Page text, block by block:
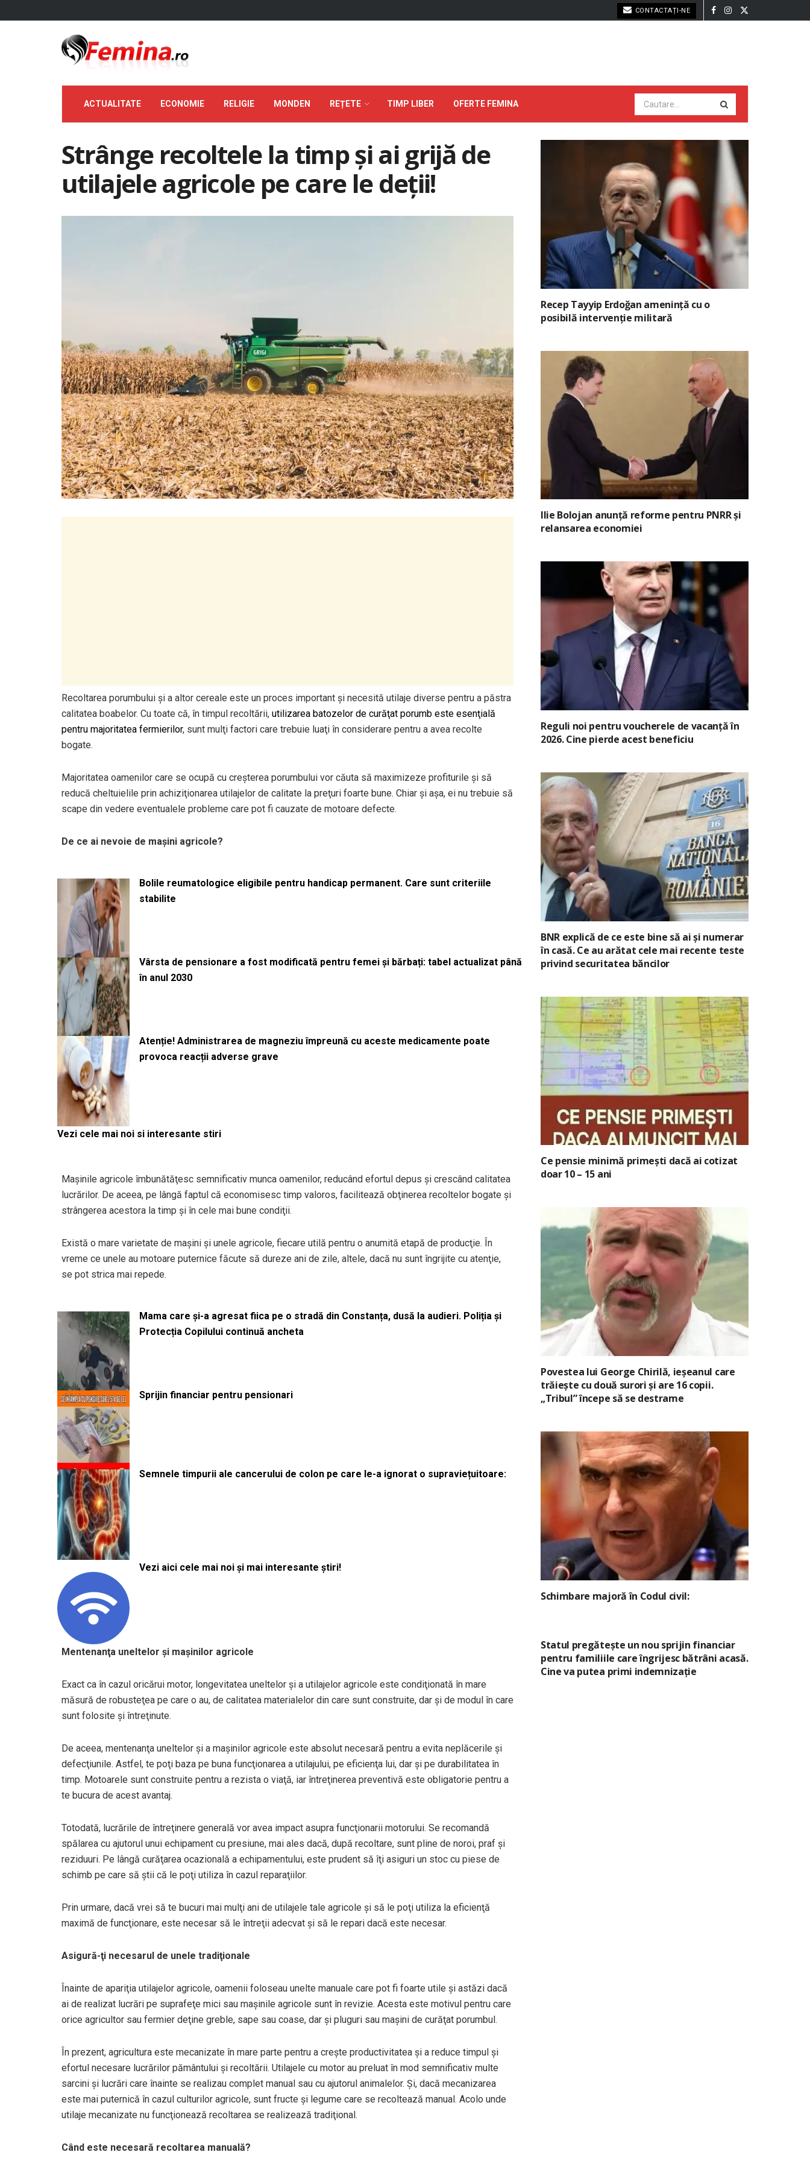
CONTACTAȚI-NE
ACTUALITATE ECONOMIE RELIGIE MONDEN REȚETE TIMP LIBER OFERTE FEMINA
Strânge recoltele la timp şi ai grijă de
utilajele agricole pe care le deţii!
Recoltarea porumbului şi a altor cereale este un proces important şi necesită utilaje diverse pentru a păstra
calitatea boabelor. Cu toate că, în timpul recoltării, utilizarea batozelor de curăţat porumb este esenţială
pentru majoritatea fermierilor, sunt mulţi factori care trebuie luaţi în considerare pentru a avea recolte
bogate.
Majoritatea oamenilor care se ocupă cu creşterea porumbului vor căuta să maximizeze profiturile şi să
reducă cheltuielile prin achiziţionarea utilajelor de calitate la preţuri foarte bune. Chiar şi aşa, ei nu trebuie să
scape din vedere eventualele probleme care pot fi cauzate de motoare defecte.
De ce ai nevoie de maşini agricole?
Bolile reumatologice eligibile pentru handicap permanent. Care sunt criteriile
stabilite
Vârsta de pensionare a fost modificată pentru femei și bărbați: tabel actualizat până
în anul 2030
Atenție! Administrarea de magneziu împreună cu aceste medicamente poate
provoca reacții adverse grave
Vezi cele mai noi si interesante stiri
Maşinile agricole îmbunătăţesc semnificativ munca oamenilor, reducând efortul depus şi crescând calitatea
lucrărilor. De aceea, pe lângă faptul că economisesc timp valoros, facilitează obţinerea recoltelor bogate şi
strângerea acestora la timp şi în cele mai bune condiţii.
Există o mare varietate de maşini şi unele agricole, fiecare utilă pentru o anumită etapă de producţie. În
vreme ce unele au motoare puternice făcute să dureze ani de zile, altele, dacă nu sunt îngrijite cu atenţie,
se pot strica mai repede.
Mama care și-a agresat fiica pe o stradă din Constanța, dusă la audieri. Poliția și
Protecția Copilului continuă ancheta
Sprijin financiar pentru pensionari
Semnele timpurii ale cancerului de colon pe care le-a ignorat o supraviețuitoare:
Vezi aici cele mai noi și mai interesante știri!
Mentenanţa uneltelor şi maşinilor agricole
Exact ca în cazul oricărui motor, longevitatea uneltelor şi a utilajelor agricole este condiţionată în mare
măsură de robusteţea pe care o au, de calitatea materialelor din care sunt construite, dar şi de modul în care
sunt folosite şi întreţinute.
De aceea, mentenanţa uneltelor şi a maşinilor agricole este absolut necesară pentru a evita neplăcerile şi
defecţiunile. Astfel, te poţi baza pe buna funcţionarea a utilajului, pe eficienţa lui, dar şi pe durabilitatea în
timp. Motoarele sunt construite pentru a rezista o viaţă, iar întreţinerea preventivă este obligatorie pentru a
te bucura de acest avantaj.
Totodată, lucrările de întreţinere generală vor avea impact asupra funcţionarii motorului. Se recomandă
spălarea cu ajutorul unui echipament cu presiune, mai ales dacă, după recoltare, sunt pline de noroi, praf şi
reziduuri. Pe lângă curăţarea ocazională a echipamentului, este prudent să îţi asiguri un stoc cu piese de
schimb pe care să ştii că le poţi utiliza în cazul reparaţiilor.
Prin urmare, dacă vrei să te bucuri mai mulţi ani de utilajele tale agricole şi să le poţi utiliza la eficienţă
maximă de funcţionare, este necesar să le întreţii adecvat şi să le repari dacă este necesar.
Asigură-ţi necesarul de unele tradiţionale
Înainte de apariţia utilajelor agricole, oamenii foloseau unelte manuale care pot fi foarte utile şi astăzi dacă
ai de realizat lucrări pe suprafeţe mici sau maşinile agricole sunt în revizie. Acesta este motivul pentru care
orice agricultor sau fermier deţine greble, sape sau coase, dar şi pluguri sau maşini de curăţat porumbul.
În prezent, agricultura este mecanizate în mare parte pentru a creşte productivitatea şi a reduce timpul şi
efortul necesare lucrărilor pământului şi recoltării. Utilajele cu motor au preluat în mod semnificativ multe
sarcini şi lucrări care înainte se realizau complet manual sau cu ajutorul animalelor. Şi, dacă mecanizarea
este mai puternică în cazul culturilor agricole, sunt fructe şi legume care se recoltează manual. Acolo unde
utilaje mecanizate nu funcţionează recoltarea se realizează tradiţional.
Când este necesară recoltarea manuală?
Recep Tayyip Erdoğan amenință cu o
posibilă intervenție militară
Ilie Bolojan anunță reforme pentru PNRR și
relansarea economiei
Reguli noi pentru voucherele de vacanță în
2026. Cine pierde acest beneficiu
BNR explică de ce este bine să ai și numerar
în casă. Ce au arătat cele mai recente teste
privind securitatea băncilor
Ce pensie minimă primești dacă ai cotizat
doar 10 – 15 ani
Povestea lui George Chirilă, ieșeanul care
trăiește cu două surori și are 16 copii.
„Tribul” începe să se destrame
Schimbare majoră în Codul civil:
Statul pregătește un nou sprijin financiar
pentru familiile care îngrijesc bătrâni acasă.
Cine va putea primi indemnizație